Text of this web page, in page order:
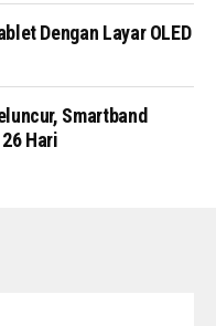
Dengan Layar OLED
Smartband
Hari